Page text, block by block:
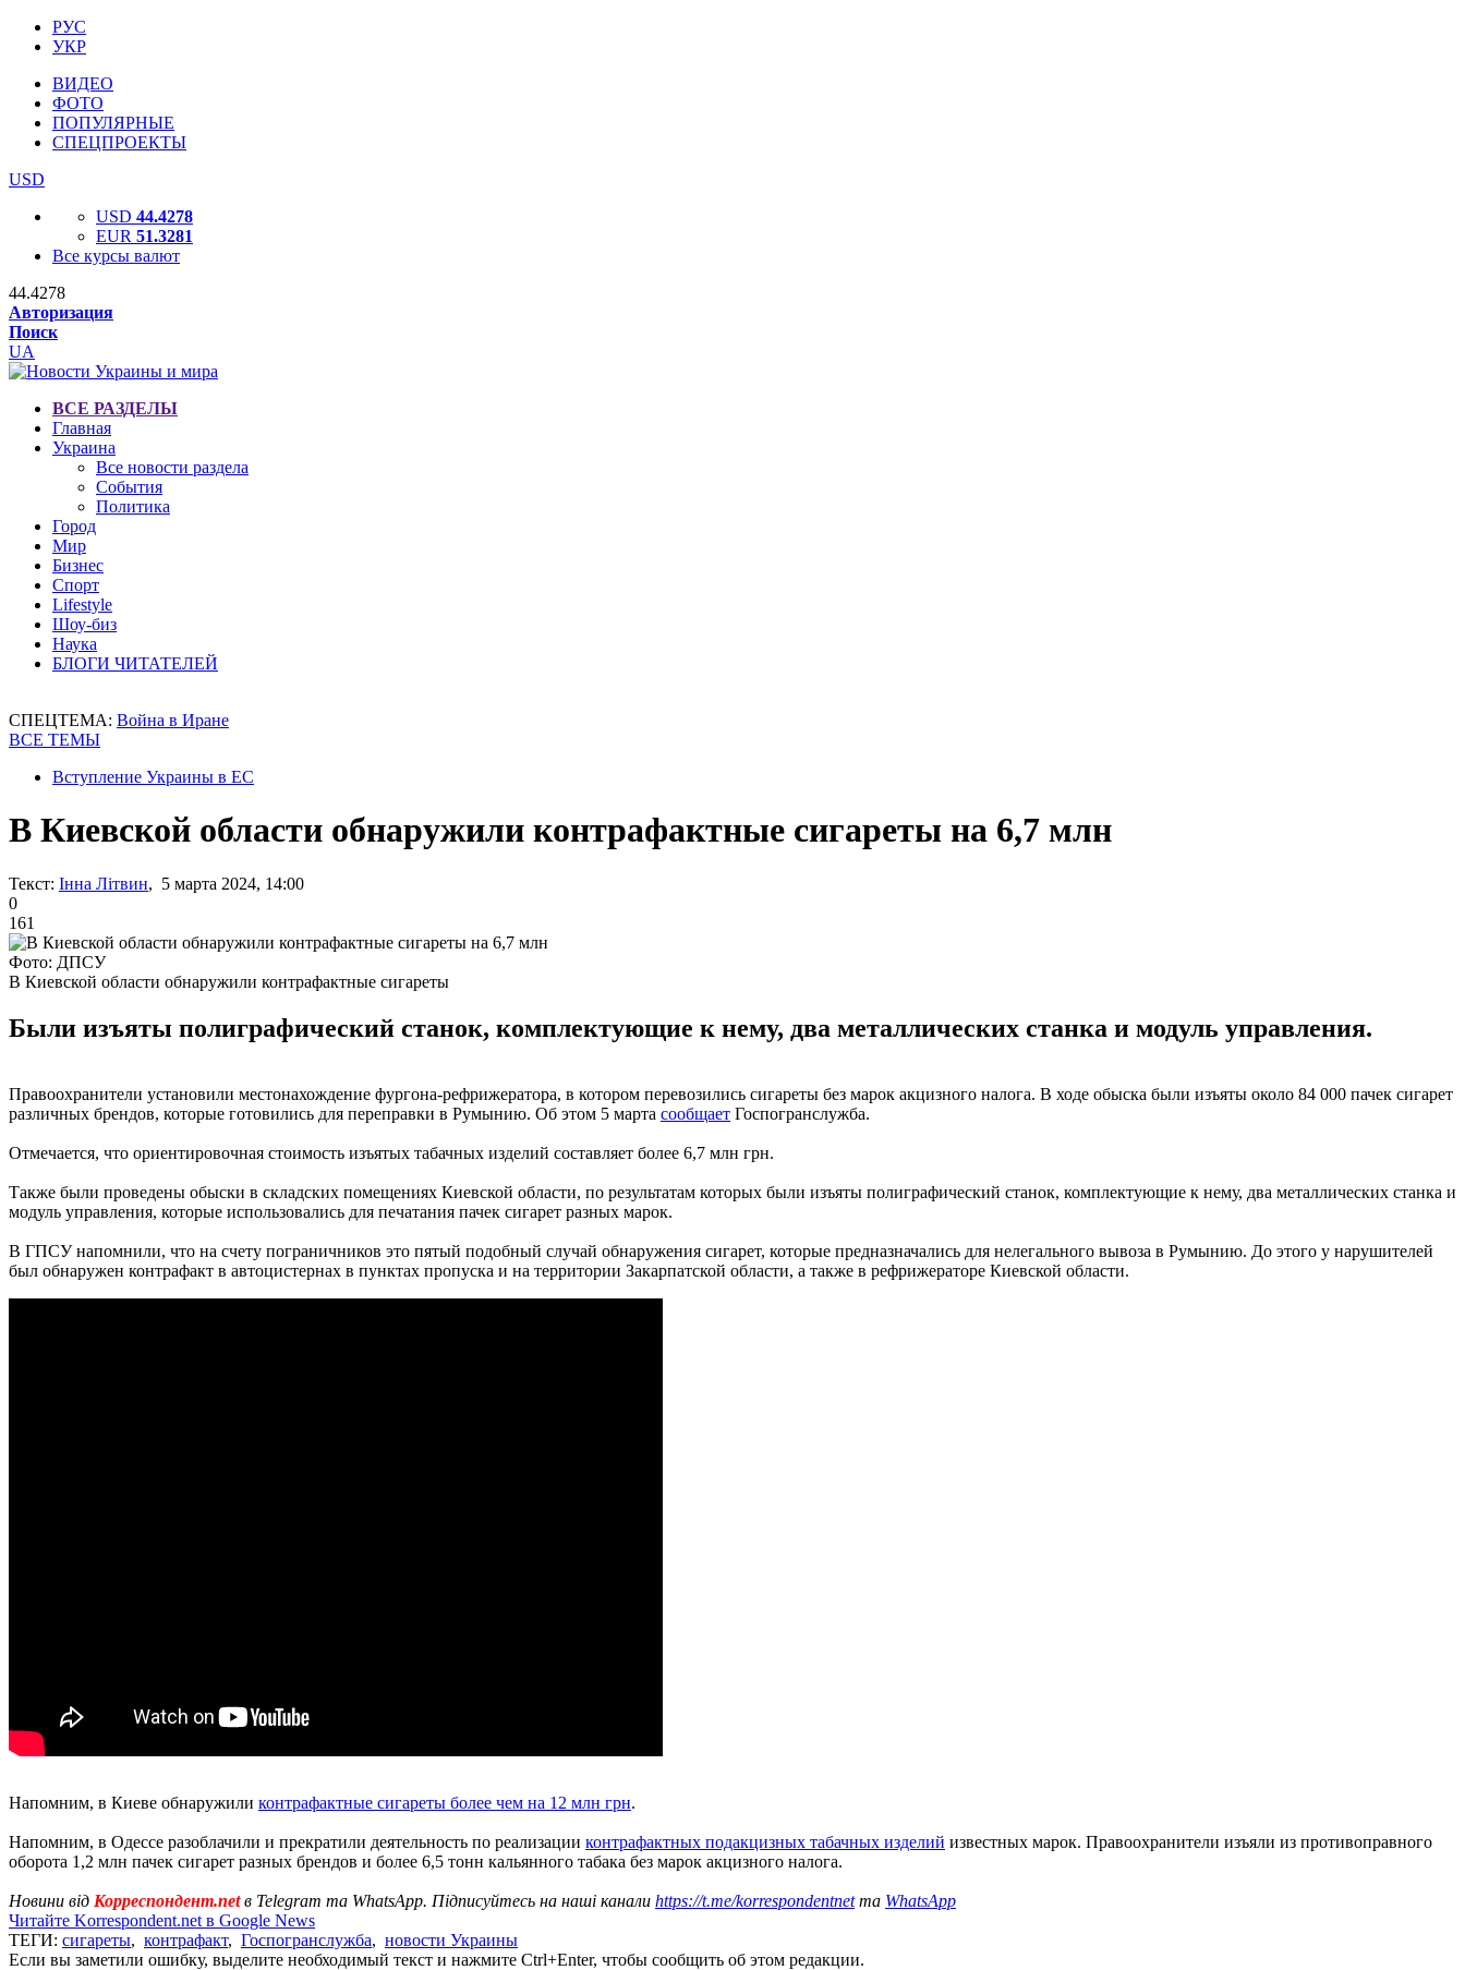
РУС
УКР
ВИДЕО
ФОТО
ПОПУЛЯРНЫЕ
СПЕЦПРОЕКТЫ
USD
USD 44.4278
EUR 51.3281
Все курсы валют
44.4278
Авторизация
Поиск
UA
ВСЕ РАЗДЕЛЫ
Главная
Украина
Все новости раздела
События
Политика
Город
Мир
Бизнес
Спорт
Lifestyle
Шоу-биз
Наука
БЛОГИ ЧИТАТЕЛЕЙ
СПЕЦТЕМА: Война в Иране
ВСЕ ТЕМЫ
Вступление Украины в ЕС
В Киевской области обнаружили контрафактные сигареты на 6,7 млн
Текст: Інна Літвин, 5 марта 2024, 14:00
0
161
Фото: ДПСУ
В Киевской области обнаружили контрафактные сигареты
Были изъяты полиграфический станок, комплектующие к нему, два металлических станка и модуль управления.
Правоохранители установили местонахождение фургона-рефрижератора, в котором перевозились сигареты без марок акцизного налога. В ходе обыска были изъяты около 84 000 пачек сигарет
различных брендов, которые готовились для переправки в Румынию. Об этом 5 марта сообщает Госпогранслужба.
Отмечается, что ориентировочная стоимость изъятых табачных изделий составляет более 6,7 млн грн.
Также были проведены обыски в складских помещениях Киевской области, по результатам которых были изъяты полиграфический станок, комплектующие к нему, два металлических станка и
модуль управления, которые использовались для печатания пачек сигарет разных марок.
В ГПСУ напомнили, что на счету пограничников это пятый подобный случай обнаружения сигарет, которые предназначались для нелегального вывоза в Румынию. До этого у нарушителей
был обнаружен контрафакт в автоцистернах в пунктах пропуска и на территории Закарпатской области, а также в рефрижераторе Киевской области.
Напомним, в Киеве обнаружили контрафактные сигареты более чем на 12 млн грн.
Напомним, в Одессе разоблачили и прекратили деятельность по реализации контрафактных подакцизных табачных изделий известных марок. Правоохранители изъяли из противоправного
оборота 1,2 млн пачек сигарет разных брендов и более 6,5 тонн кальянного табака без марок акцизного налога.
Новини від Корреспондент.netв Telegram та WhatsApp. Підписуйтесь на наші канали https://t.me/korrespondentnetта WhatsApp
Читайте Korrespondent.net в Google News
ТЕГИ: сигареты, контрафакт, Госпогранслужба, новости Украины
Если вы заметили ошибку, выделите необходимый текст и нажмите Ctrl+Enter, чтобы сообщить об этом редакции.